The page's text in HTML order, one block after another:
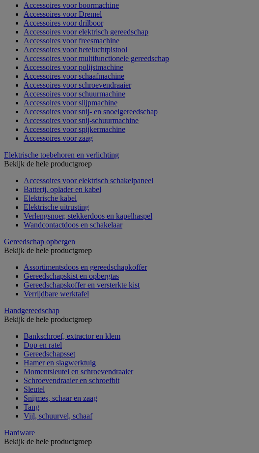
Accessoires voor boormachine
Accessoires voor Dremel
Accessoires voor drilboor
Accessoires voor elektrisch gereedschap
Accessoires voor freesmachine
Accessoires voor heteluchtpistool
Accessoires voor multifunctionele gereedschap
Accessoires voor polijstmachine
Accessoires voor schaafmachine
Accessoires voor schroevendraaier
Accessoires voor schuurmachine
Accessoires voor slijpmachine
Accessoires voor snij- en snoeigereedschap
Accessoires voor snij-schuurmachine
Accessoires voor spijkermachine
Accessoires voor zaag
Elektrische toebehoren en verlichting
Bekijk de hele productgroep
Accessoires voor elektrisch schakelpaneel
Batterij, oplader en kabel
Elektrische kabel
Elektrische uitrusting
Verlengsnoer, stekkerdoos en kapelhaspel
Wandcontactdoos en schakelaar
Gereedschap opbergen
Bekijk de hele productgroep
Assortimentsdoos en gereedschapkoffer
Gereedschapskist en opbergtas
Gereedschapskoffer en versterkte kist
Verrijdbare werktafel
Handgereedschap
Bekijk de hele productgroep
Bankschroef, extractor en klem
Dop en ratel
Gereedschapsset
Hamer en slagwerktuig
Momentsleutel en schroevendraaier
Schroevendraaier en schroefbit
Sleutel
Snijmes, schaar en zaag
Tang
Vijl, schuurvel, schaaf
Hardware
Bekijk de hele productgroep